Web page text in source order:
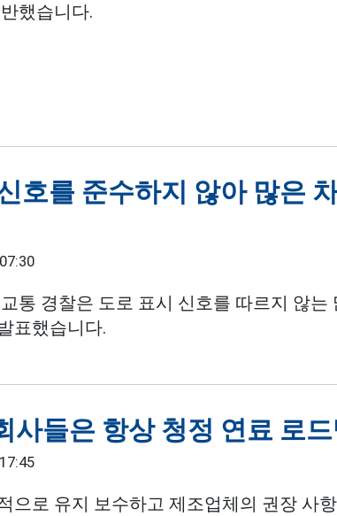
했습니다.
호를 준수하지 않아 많은
통 경찰은 도로 표시 신호를 따르지 않는
표했습니다.
사들은 항상 청정 연료 로
으로 유지 보수하고 제조업체의 권장 사